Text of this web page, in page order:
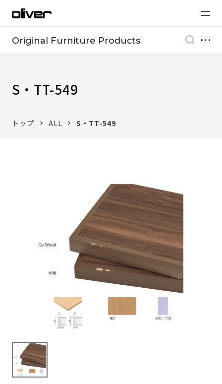
Original Furniture Products
S・TT-549
トップ ALL S・TT-549